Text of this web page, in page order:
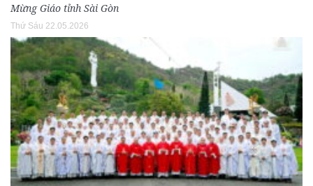
Mừng Giáo tỉnh Sài Gòn
Thứ Sáu 22.05.2026